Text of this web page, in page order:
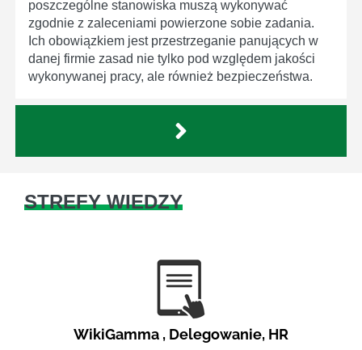
poszczególne stanowiska muszą wykonywać
zgodnie z zaleceniami powierzone sobie zadania.
Ich obowiązkiem jest przestrzeganie panujących w
danej firmie zasad nie tylko pod względem jakości
wykonywanej pracy, ale również bezpieczeństwa.
STREFY WIEDZY
WikiGamma , Delegowanie, HR